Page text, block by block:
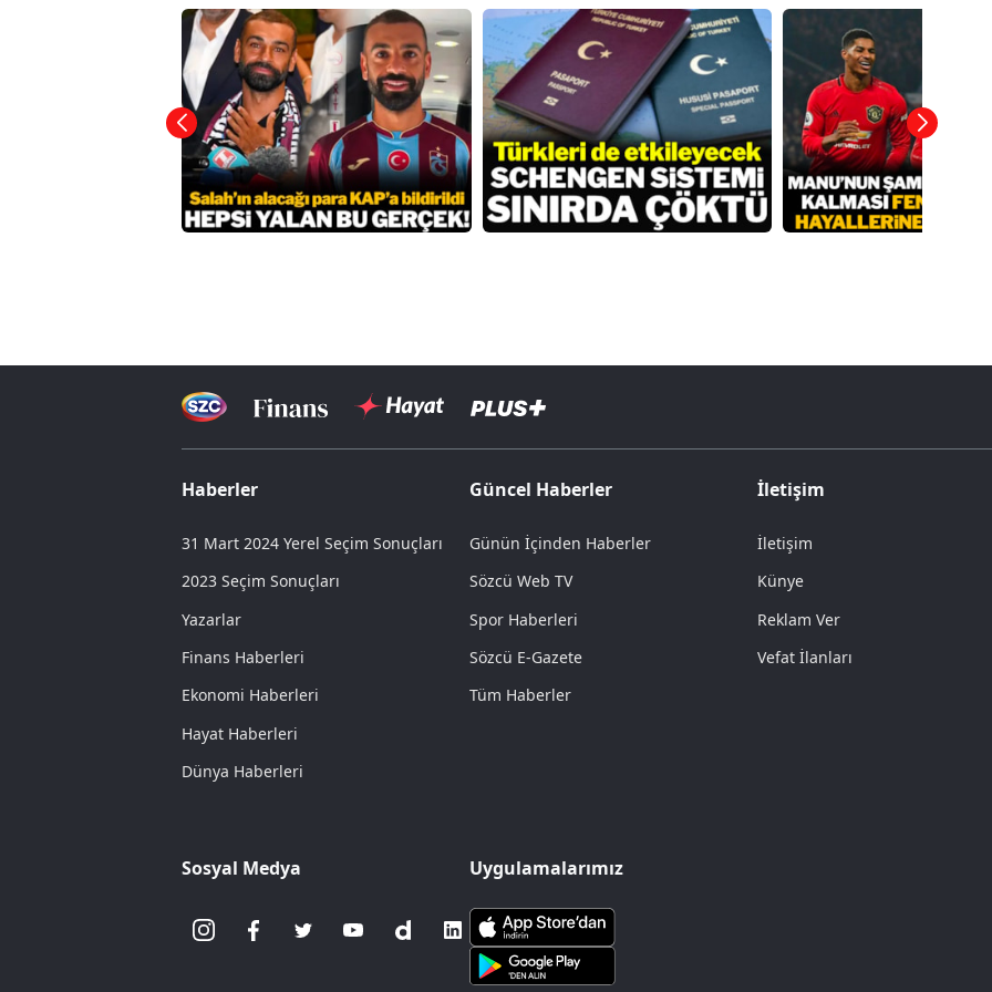
Haberler
31 Mart 2024 Yerel Seçim Sonuçları
2023 Seçim Sonuçları
Yazarlar
Finans Haberleri
Ekonomi Haberleri
Hayat Haberleri
Dünya Haberleri
Güncel Haberler
Günün İçinden Haberler
Sözcü Web TV
Spor Haberleri
Sözcü E-Gazete
Tüm Haberler
İletişim
İletişim
Künye
Reklam Ver
Vefat İlanları
Sosyal Medya Uygulamalarımız